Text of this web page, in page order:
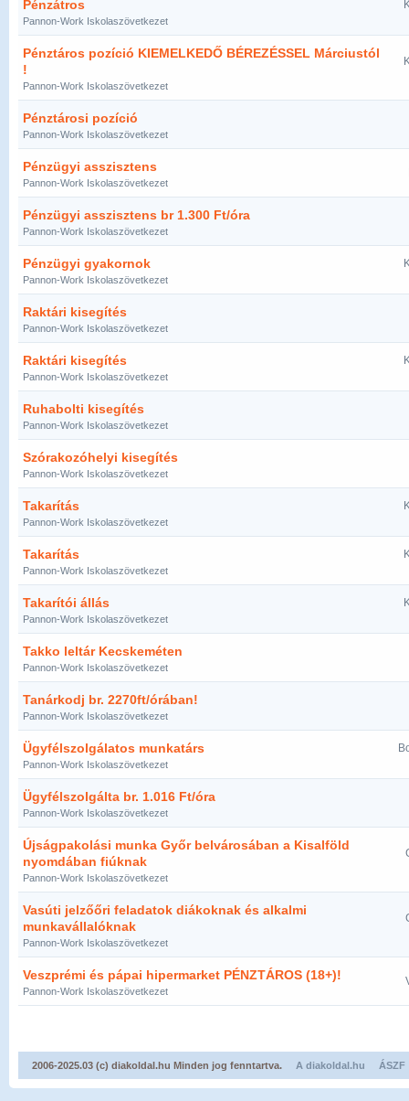
Pénzátros
Pannon-Work Iskolaszövetkezet
Pénztáros pozíció KIEMELKEDŐ BÉREZÉSSEL Márciustól
!
Pannon-Work Iskolaszövetkezet
Pénztárosi pozíció
Pannon-Work Iskolaszövetkezet
Pénzügyi asszisztens
Pannon-Work Iskolaszövetkezet
Pénzügyi asszisztens br 1.300 Ft/óra
Pannon-Work Iskolaszövetkezet
Pénzügyi gyakornok
Pannon-Work Iskolaszövetkezet
Raktári kisegítés
Pannon-Work Iskolaszövetkezet
Raktári kisegítés
Pannon-Work Iskolaszövetkezet
Ruhabolti kisegítés
Pannon-Work Iskolaszövetkezet
Szórakozóhelyi kisegítés
Pannon-Work Iskolaszövetkezet
Takarítás
Pannon-Work Iskolaszövetkezet
Takarítás
Pannon-Work Iskolaszövetkezet
Takarítói állás
Pannon-Work Iskolaszövetkezet
Takko leltár Kecskeméten
Pannon-Work Iskolaszövetkezet
Tanárkodj br. 2270ft/órában!
Pannon-Work Iskolaszövetkezet
Ügyfélszolgálatos munkatárs
Pannon-Work Iskolaszövetkezet
Ügyfélszolgálta br. 1.016 Ft/óra
Pannon-Work Iskolaszövetkezet
Újságpakolási munka Győr belvárosában a Kisalföld
nyomdában fiúknak
Pannon-Work Iskolaszövetkezet
Vasúti jelzőőri feladatok diákoknak és alkalmi
munkavállalóknak
Pannon-Work Iskolaszövetkezet
Veszprémi és pápai hipermarket PÉNZTÁROS (18+)!
Pannon-Work Iskolaszövetkezet
2006-2025.03 (c) diakoldal.hu Minden jog fenntartva. A diakoldal.hu ÁSZF